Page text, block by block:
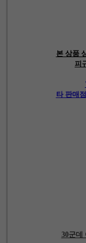
본 상품
피
타 판매
30군데